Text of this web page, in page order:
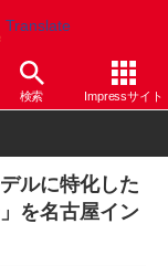
Translate
検索 Impressサイト
ルに特化した
を名古屋イン